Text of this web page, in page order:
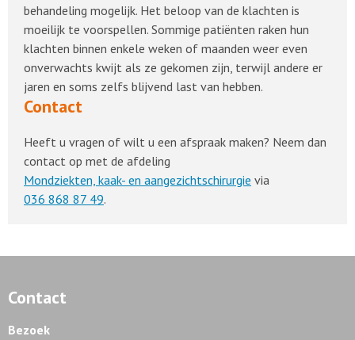
behandeling mogelijk. Het beloop van de klachten is
moeilijk te voorspellen. Sommige patiënten raken hun
klachten binnen enkele weken of maanden weer even
onverwachts kwijt als ze gekomen zijn, terwijl andere er
jaren en soms zelfs blijvend last van hebben.
Contact
Heeft u vragen of wilt u een afspraak maken? Neem dan
contact op met de afdeling
Mondziekten, kaak- en aangezichtschirurgie via
036 868 87 49.
Contact
Bezoek